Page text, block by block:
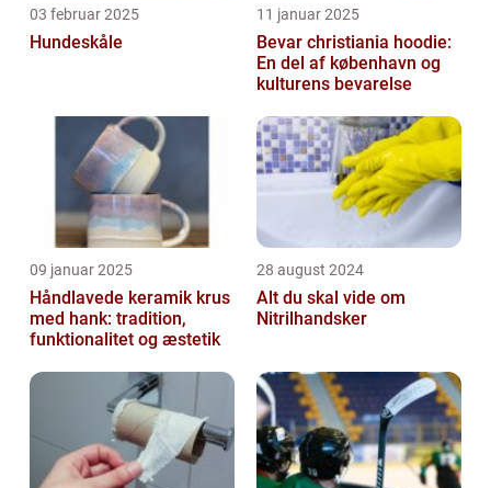
03 februar 2025
Hundeskåle
11 januar 2025
Bevar christiania hoodie:
En del af københavn og
kulturens bevarelse
09 januar 2025
Håndlavede keramik krus
med hank: tradition,
funktionalitet og æstetik
28 august 2024
Alt du skal vide om
Nitrilhandsker